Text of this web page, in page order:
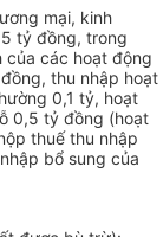
mại, kinh
tỷ đồng, trong
của các hoạt động
thu nhập hoạt
0,1 tỷ, hoạt
0,5 tỷ đồng (hoạt
thuế thu nhập
bổ sung của